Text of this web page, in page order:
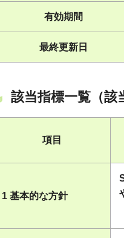
有効期間
最終更新日
該当指標一覧（該
項目
1 基本的な方針